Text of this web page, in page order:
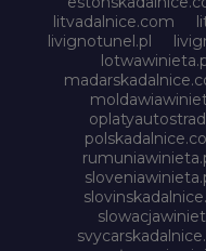
litvadalnice.com
livignotunel.pl